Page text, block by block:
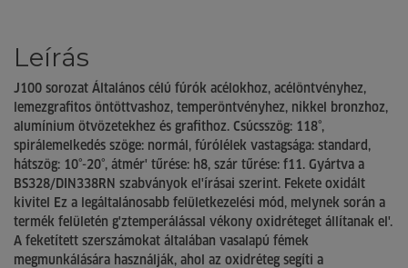
Leírás
J100 sorozat Általános célú fúrók acélokhoz, acélöntvényhez,
lemezgrafitos öntöttvashoz, temperöntvényhez, nikkel bronzhoz,
alumínium ötvözetekhez és grafithoz. Csúcsszög: 118°,
spirálemelkedés szöge: normál, fúrólélek vastagsága: standard,
hátszög: 10°-20°, átmér' tűrése: h8, szár tűrése: f11. Gyártva a
BS328/DIN338RN szabványok el'írásai szerint. Fekete oxidált
kivitel Ez a legáltalánosabb felületkezelési mód, melynek során a
termék felületén g'ztemperálással vékony oxidréteget állítanak el'.
A feketített szerszámokat általában vasalapú fémek
megmunkálására használják, ahol az oxidréteg segíti a